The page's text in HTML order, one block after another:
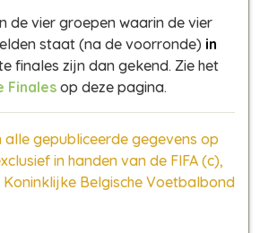
de vier groepen waarin de vier
staat (na de voorronde) in
finales zijn dan gekend. Zie het
Finalesop deze pagina.
gepubliceerde gegevens op
in handen van de FIFA (c),
Koninklijke Belgische Voetbalbond